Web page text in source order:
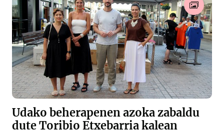
Udako beherapenen azoka zabaldu
dute Toribio Etxebarria kalean